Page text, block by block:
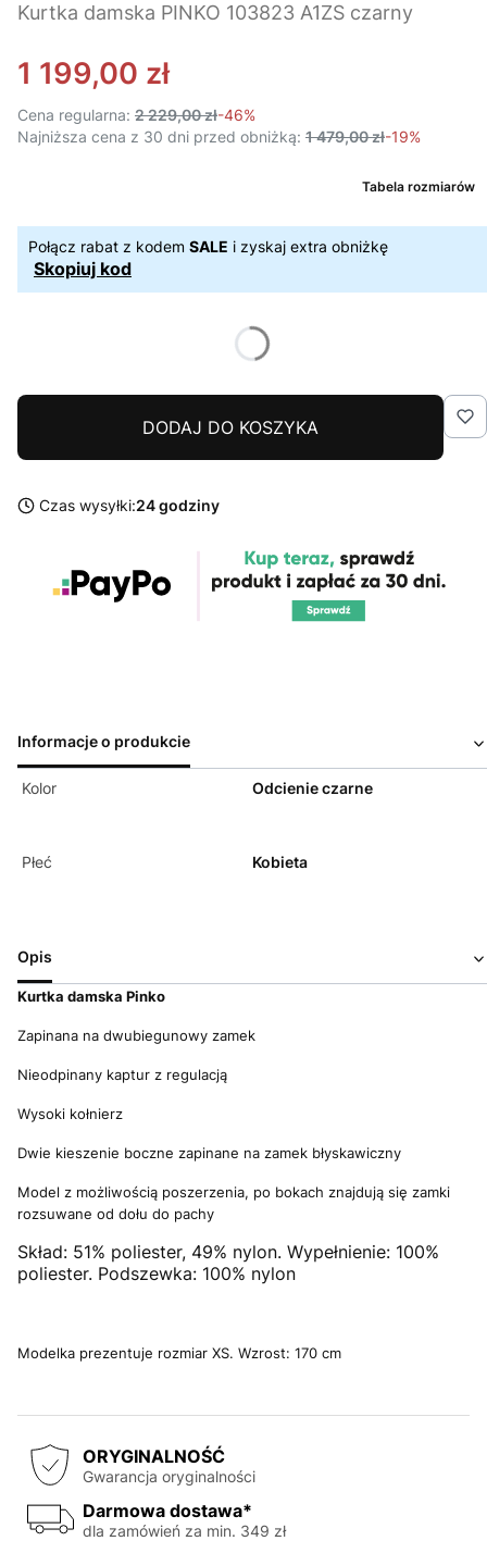
Kurtka damska PINKO 103823 A1ZS czarny
1 199,00 zł
Cena regularna: 2 229,00 zł-46%
Najniższa cena z 30 dni przed obniżką: 1 479,00 zł-19%
Tabela rozmiarów
Połącz rabat z kodem SALE i zyskaj extra obniżkę
Skopiuj kod
DODAJ DO KOSZYKA
Czas wysyłki:24 godziny
Informacje o produkcie
Kolor Odcienie czarne
Płeć Kobieta
Opis
Kurtka damska Pinko
Zapinana na dwubiegunowy zamek
Nieodpinany kaptur z regulacją
Wysoki kołnierz
Dwie kieszenie boczne zapinane na zamek błyskawiczny
Model z możliwością poszerzenia, po bokach znajdują się zamki
rozsuwane od dołu do pachy
Skład: 51% poliester, 49% nylon. Wypełnienie: 100%
poliester. Podszewka: 100% nylon
Modelka prezentuje rozmiar XS. Wzrost: 170 cm
ORYGINALNOŚĆ
Gwarancja oryginalności
Darmowa dostawa*
dla zamówień za min. 349 zł